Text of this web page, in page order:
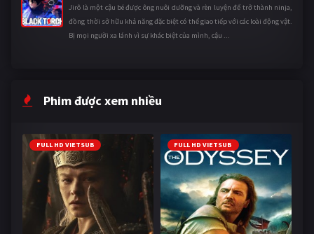
Jirô là một cậu bé được ông nuôi dưỡng và rèn luyện để trở thành ninja,
đồng thời sở hữu khả năng đặc biệt có thể giao tiếp với các loài động vật.
Bị mọi người xa lánh vì sự khác biệt của mình, cậu ...
Phim được xem nhiều
FULL HD VIETSUB FULL HD VIETSUB